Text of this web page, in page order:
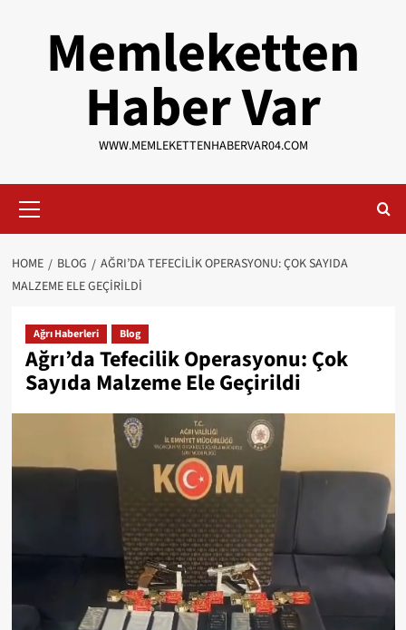
Memleketten
Haber Var
WWW.MEMLEKETTENHABERVAR04.COM
Menu
HOME BLOG
AĞRI’DA TEFECILIK OPERASYONU: ÇOK SAYIDA
MALZEME ELE GEÇIRILDI
Ağrı Haberleri Blog
Ağrı’da Tefecilik Operasyonu: Çok
Sayıda Malzeme Ele Geçirildi